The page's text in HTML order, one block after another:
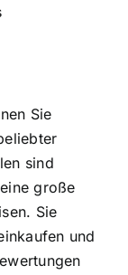
Sie
sind
große
Sie
und